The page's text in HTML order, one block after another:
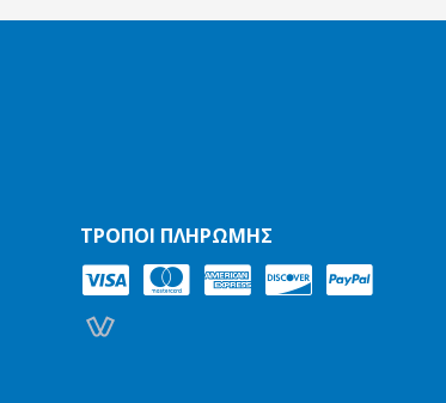
ΤΡΌΠΟΙ ΠΛΗΡΩΜΉΣ